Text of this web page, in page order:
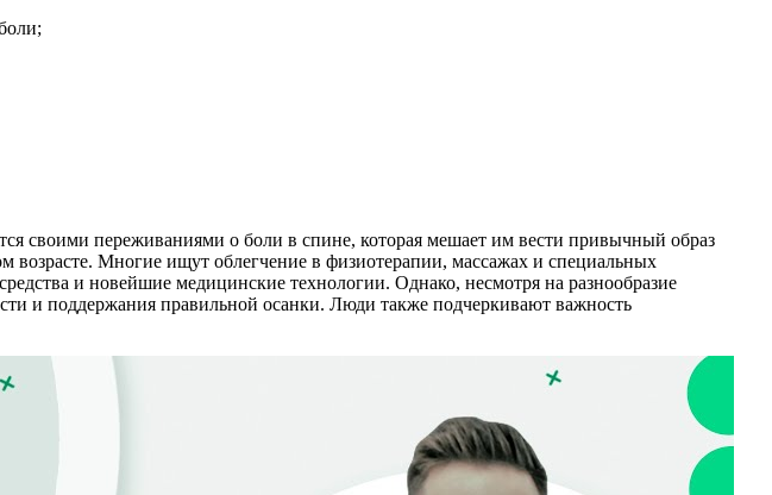
своими переживаниями о боли в спине, которая мешает им вести привычный образ
возрасте. Многие ищут облегчение в физиотерапии, массажах и специальных
и новейшие медицинские технологии. Однако, несмотря на разнообразие
и поддержания правильной осанки. Люди также подчеркивают важность